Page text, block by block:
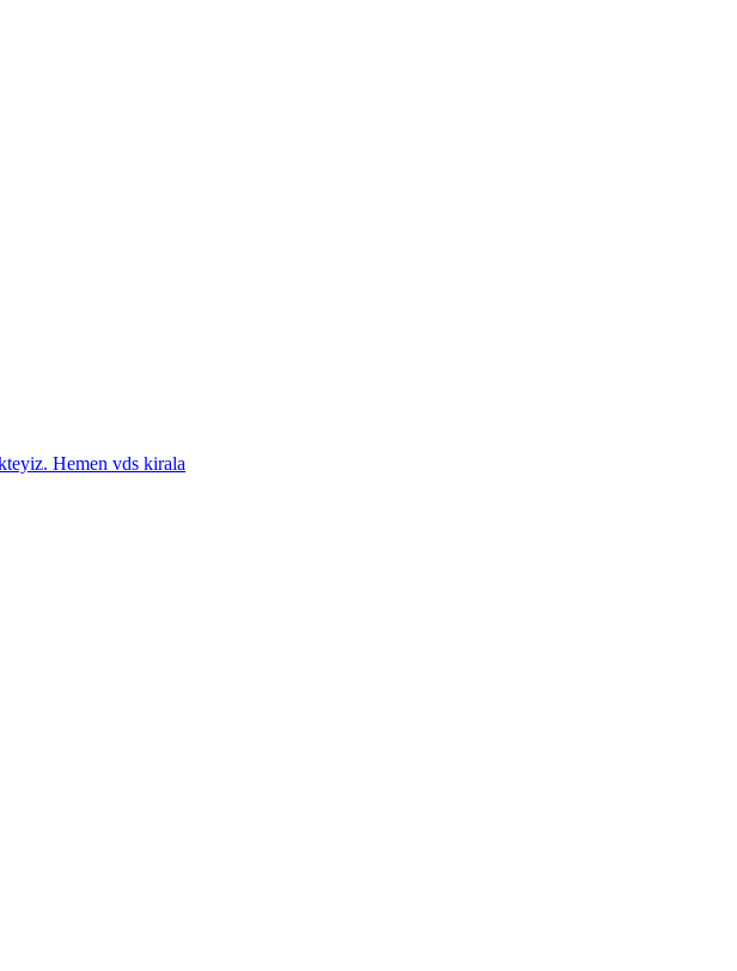
Hemen vds kirala